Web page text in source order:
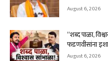
August 6, 2026
“शब्द पाळा,
फडणवीसांना
August 6, 2026